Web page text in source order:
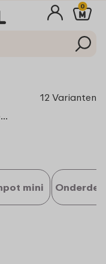
0
12 Varianten
Hier vind je alle beschikbare onderdelen voor de lunchpot Ellipse. Deze onderdelen passen op de lunchpot Ellipse en zijn niet geschikt voor de lunchpot mini en de isoleer lunchpot.
mini